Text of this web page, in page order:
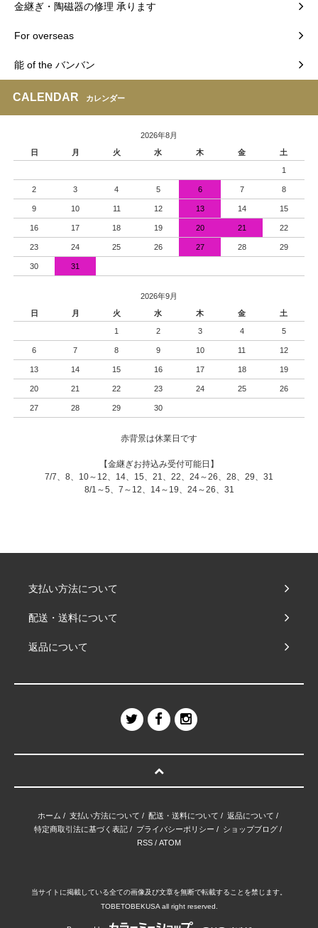
金継ぎ・陶磁器の修理 承ります
For overseas
能 of the バンバン
CALENDAR カレンダー
2026年8月
日
月 火 水 木 金 土
1
2 3 4 5 6 7 8
9 10 11 12 13 14 15
16 17 18 19 20 21 22
23 24 25 26 27 28 29
30 31
2026年9月
日
月 火 水 木 金 土
1 2 3 4 5
6 7 8 9 10 11 12
13 14 15 16 17 18 19
20 21 22 23 24 25 26
27 28 29 30
赤背景は休業日です
【金継ぎお持込み受付可能日】
7/7、8、10～12、14、15、21、22、24～26、28、29、31
8/1～5、7～12、14～19、24～26、31
支払い方法について
配送・送料について
返品について
ホーム / 支払い方法について / 配送・送料について / 返品について /
特定商取引法に基づく表記 / プライバシーポリシー / ショップブログ /
RSS / ATOM
当サイトに掲載している全ての画像及び文章を無断で転載することを禁じます。
TOBETOBEKUSA all right reserved.